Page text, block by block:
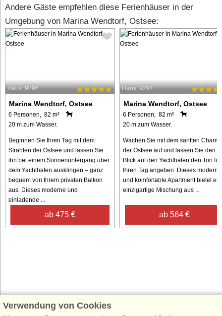
Andere Gäste empfehlen diese Ferienhäuser in der
Umgebung von Marina Wendtorf, Ostsee:
Haus: 9296
Marina Wendtorf, Ostsee
6 Personen, 82 m²
20 m zum Wasser.
Beginnen Sie Ihren Tag mit dem
Strahlen der Ostsee und lassen Sie
ihn bei einem Sonnenuntergang über
dem Yachthafen ausklingen – ganz
bequem von Ihrem privaten Balkon
aus. Dieses moderne und
einladende ...
ab 475 €
Haus: 9294
Marina Wendtorf, Ostsee
6 Personen, 82 m²
20 m zum Wasser.
Wachen Sie mit dem sanften
der Ostsee auf und lassen Sie den
Blick auf den Yachthafen den Ton für
Ihren Tag angeben. Dieses moderne
und komfortable Apartment bietet
einzigartige Mischung aus ...
ab 564 €
Schließen Sie sich 100.000 Ferienhaus-Fans an
Verwendung von Cookies